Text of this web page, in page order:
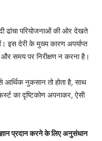
ढांचा परियोजनाओं की ओर देखते
इस देरी के मुख्य कारण अपर्याप्त
समय पर निरीक्षण न करना है।
आर्थिक नुकसान तो होता है, साथ
का दृष्टिकोण अपनाकर, ऐसी
ज्ञान प्रदान करने के लिए अनुसंधान